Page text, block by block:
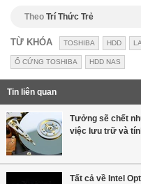
Theo Trí Thức Trẻ
TỪ KHÓA TOSHIBA HDD
Ổ CỨNG TOSHIBA HDD NAS
Tin liên quan
Tưởng sẽ chết
việc lưu trữ và
Tất cả về Intel